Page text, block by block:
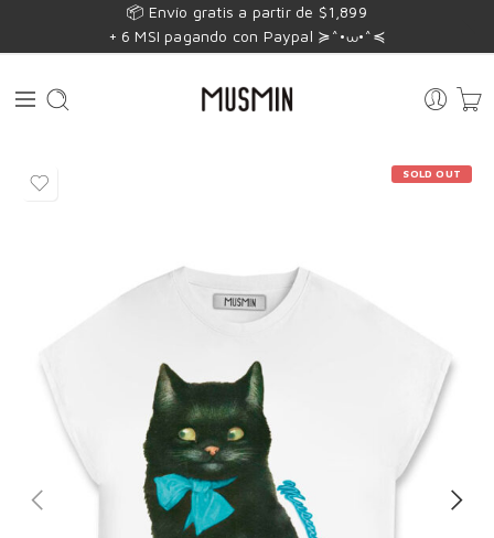
📦 Envío gratis a partir de $1,899
+ 6 MSI pagando con Paypal ≽^•⩊•^≼
SOLD OUT